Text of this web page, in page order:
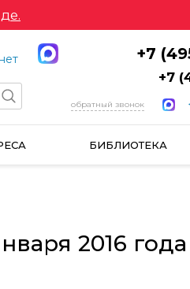
+7
+7
обратный звонок
БИБЛИОТЕКА
2016 года